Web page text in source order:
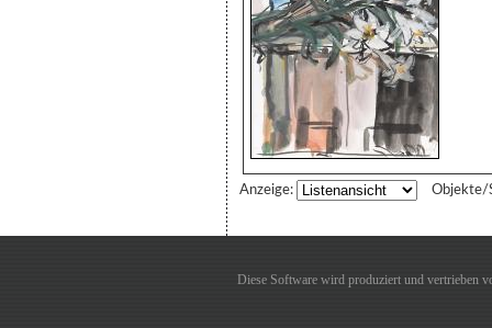
Anzeige: Objekte/
Diese Software wird produziert und vertrieben